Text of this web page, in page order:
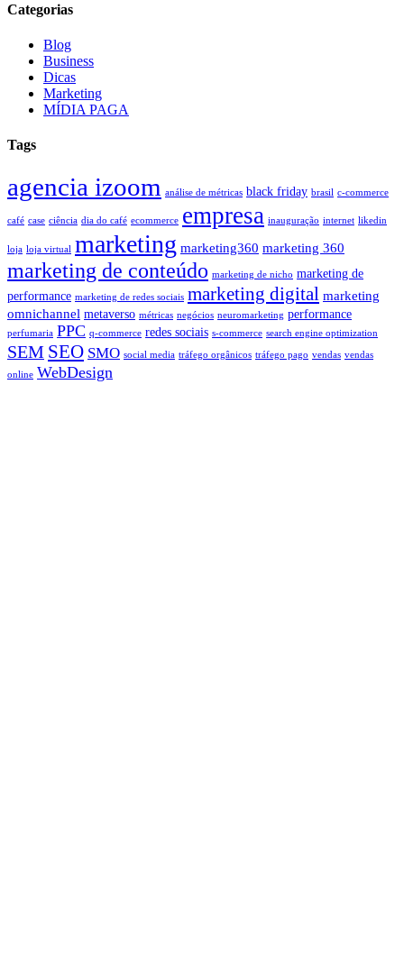
Categorias
Blog
Business
Dicas
Marketing
MÍDIA PAGA
Tags
agencia izoom análise de métricas black friday brasil c-commerce
café case ciência dia do café ecommerce empresa inauguração internet likedin
loja loja virtual marketing marketing360 marketing 360
marketing de conteúdo marketing de nicho marketing de
performance marketing de redes sociais marketing digital marketing
omnichannel metaverso métricas negócios neuromarketing performance
perfumaria PPC q-commerce redes sociais s-commerce search engine optimization
SEM SEO SMO social media tráfego orgânicos tráfego pago vendas vendas
online WebDesign